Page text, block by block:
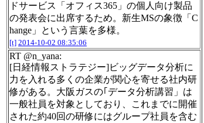
ドサービス「オフィス365」の個人向け製品
の発表会に出席するため。新生MSの象徴「C
hange」という言葉を多様。
[t] 2014-10-02 08:35:06
RT @n_yana:
[日経情報ストラテジー]ビッグデータ分析に
力を入れる多くの企業が関心を寄せる社内研
修がある。大阪ガスの｢データ分析講習」は
一般社員を対象としており、これまでに開催
された約40回の研修にはグループ社員を含む